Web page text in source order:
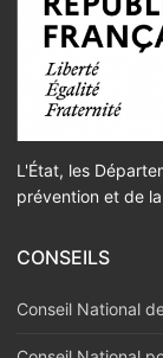
L'État, les
prévention et de
CONSEILS
Conseil National